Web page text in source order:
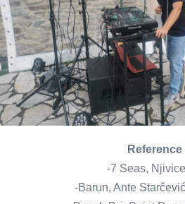
Reference
-7 Seas,
-Barun, Ante